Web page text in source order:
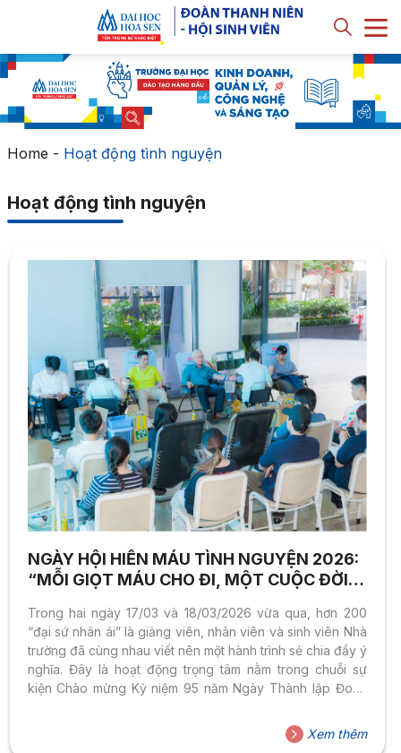
Home - Hoạt động tình nguyện
Hoạt động tình nguyện
NGÀY HỘI HIẾN MÁU TÌNH NGUYỆN 2026:
“MỖI GIỌT MÁU CHO ĐI, MỘT CUỘC ĐỜI Ở
Trong hai ngày 17/03 và 18/03/2026 vừa qua, hơn 200
“đại sứ nhân ái” là giảng viên, nhân viên và sinh viên Nhà
trường đã cùng nhau viết nên một hành trình sẻ chia đầy ý
nghĩa. Đây là hoạt động trọng tâm nằm trong chuỗi sự
kiện Chào mừng Kỷ niệm 95 năm Ngày Thành lập Đoàn
tỏa yêu thương qua hai cơ sở Ngày hội hiến máu tình
nguyện Tháng 3/2026 vừa qua đã nhận được sự hưởng
Xem thêm